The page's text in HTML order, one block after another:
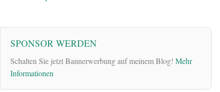
SPONSOR WERDEN
Schalten Sie jetzt Bannerwerbung auf meinem Blog! Mehr
Informationen